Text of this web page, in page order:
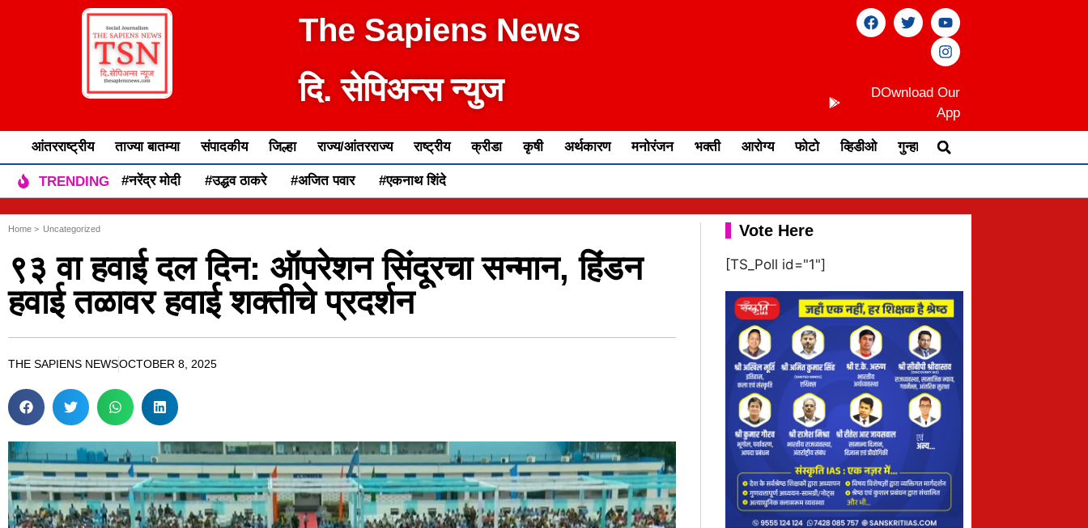
The Sapiens News
दि. सेपिअन्स न्युज
DOwnload Our
App
आंतरराष्ट्रीय ताज्या बातम्या संपादकीय जिल्हा राज्य/आंतरराज्य राष्ट्रीय क्रीडा कृषी अर्थकारण मनोरंजन भक्ती आरोग्य फोटो व्हिडीओ गुन्हा
TRENDING #नरेंद्र मोदी #उद्धव ठाकरे #अजित पवार #एकनाथ शिंदे
Home > Uncategorized
९३ वा हवाई दल दिन: ऑपरेशन सिंदूरचा सन्मान, हिंडन
हवाई तळावर हवाई शक्तीचे प्रदर्शन
THE SAPIENS NEWSOCTOBER 8, 2025
Vote Here
[TS_Poll id="1"]